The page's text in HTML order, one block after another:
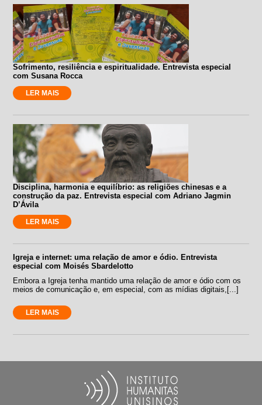
Sofrimento, resiliência e espiritualidade. Entrevista especial
com Susana Rocca
LER MAIS
Disciplina, harmonia e equilíbrio: as religiões chinesas e a
construção da paz. Entrevista especial com Adriano Jagmin
D’Ávila
LER MAIS
Igreja e internet: uma relação de amor e ódio. Entrevista
especial com Moisés Sbardelotto
Embora a Igreja tenha mantido uma relação de amor e ódio com os
meios de comunicação e, em especial, com as mídias digitais,[...]
LER MAIS